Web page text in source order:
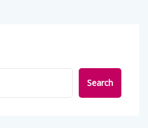
Search